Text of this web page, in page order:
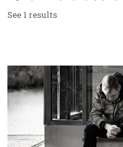
See 1 results